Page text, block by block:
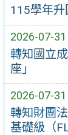
115學年
2026-07-31
轉知國立
座」
2026-07-31
轉知財團
基礎級（